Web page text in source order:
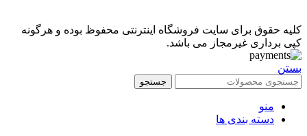
کلیه حقوق برای سایت فروشگاه اینترنتی محفوظ بوده و هرگونه
کپی برداری غیرمجاز می باشد.
بستن
جستجو
منو
دسته بندی ها